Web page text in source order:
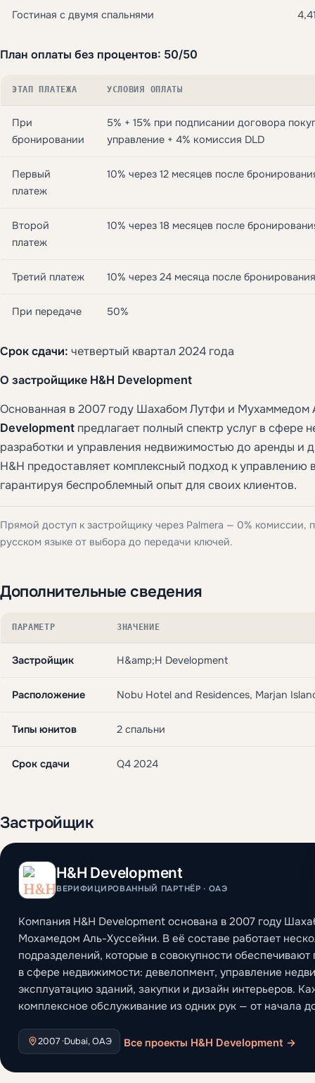
Гостиная с двумя спальнями
План оплаты без процентов: 50/50
ЭТАП ПЛАТЕЖА УСЛОВИЯ ОПЛАТЫ
При
бронировании
5% + 15% при подписании договора
управление + 4% комиссия DLD
Первый
платеж
10% через 12 месяцев после
Второй
платеж
10% через 18 месяцев после
Третий платеж 10% через 24 месяца после бронирования
При передаче 50%
Срок сдачи: четвертый квартал 2024 года
О застройщике H&H Development
Основанная в 2007 году Шахабом Лутфи и Мухаммедом
Development предлагает полный спектр услуг в сфере
разработки и управления недвижимостью до аренды и
H&H предоставляет комплексный подход к управлению
гарантируя беспроблемный опыт для своих клиентов.
Прямой доступ к застройщику через Palmera — 0% комиссии,
русском языке от выбора до передачи ключей.
Дополнительные сведения
ПАРАМЕТР ЗНАЧЕНИЕ
Застройщик H&amp;H Development
Расположение Nobu Hotel and Residences, Marjan
Типы юнитов 2 спальни
Срок сдачи Q4 2024
Застройщик
H&H Development
ВЕРИФИЦИРОВАННЫЙ ПАРТНЁР · ОАЭ
Компания H&H Development основана в 2007 году
Мохамедом Аль-Хуссейни. В её составе работает
подразделений, которые в совокупности обеспечивают
в сфере недвижимости: девелопмент, управление
эксплуатацию зданий, закупки и дизайн интерьеров.
комплексное обслуживание из одних рук — от начала
2007 ·Dubai, ОАЭ Все проекты H&H Development →